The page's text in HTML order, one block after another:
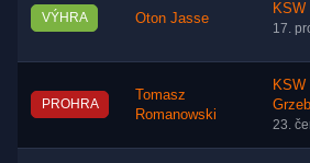
VÝHRA Oton Jasse
17.
PROHRA
Tomasz
Romanowski
23.